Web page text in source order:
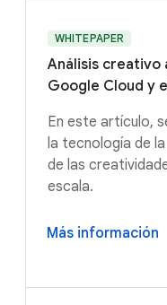
WHITEPAPER
Análisis creativo
Google Cloud y
En este artículo,
la tecnología de
de las
escala.
Más información